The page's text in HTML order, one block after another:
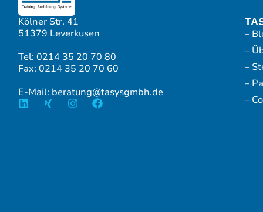
Kölner Str. 41
51379 Leverkusen
Tel: 0214 35 20 70 80
Fax: 0214 35 20 70 60
E-Mail: beratung@tasysgmbh.de
–
–
–
–
–